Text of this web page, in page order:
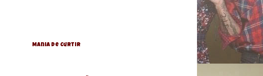
Mania de Curtir